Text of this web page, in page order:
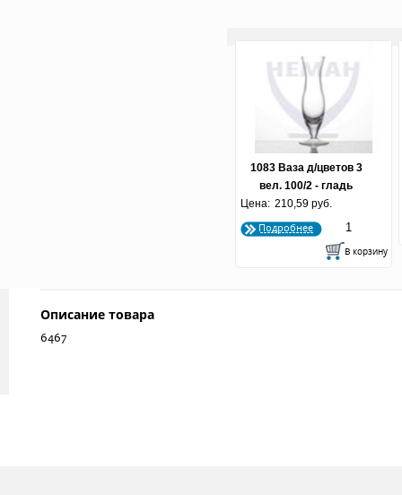
1083 Ваза д/цветов 3
вел. 100/2 - гладь
горячая отрезка
Цена: 210,59 руб.
Подробнее
Описание товара
6467